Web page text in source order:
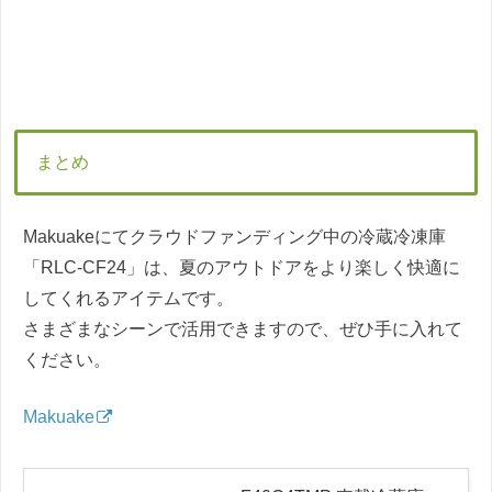
まとめ
Makuakeにてクラウドファンディング中の冷蔵冷凍庫
「RLC-CF24」は、夏のアウトドアをより楽しく快適に
してくれるアイテムです。
さまざまなシーンで活用できますので、ぜひ手に入れて
ください。
Makuake